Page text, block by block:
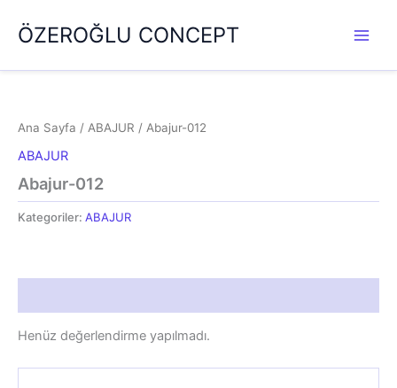
atlaÖZEROĞLU CONCEPT
Ana Sayfa / ABAJUR / Abajur-012
ABAJUR
Abajur-012
Kategoriler: ABAJUR
Henüz değerlendirme yapılmadı.